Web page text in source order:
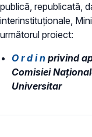
publică, republicată,
interinstituționale,
următorul proiect:
O r d i n privind
Comisiei
Universitar